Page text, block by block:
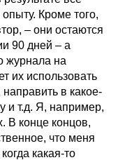
Кроме того,
– они остаются
90 дней – а
журнала на
их использовать
в какое-
и т.д. Я, например,
В конце концов,
что меня
какая-то